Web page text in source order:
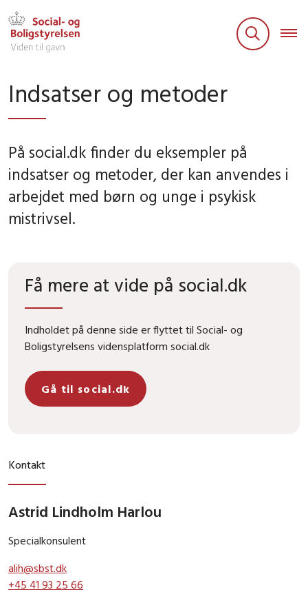
Indsatser og metoder
På social.dk finder du eksempler på
indsatser og metoder, der kan anvendes i
arbejdet med børn og unge i psykisk
mistrivsel.
Få mere at vide på social.dk
Indholdet på denne side er flyttet til Social- og
Boligstyrelsens vidensplatform social.dk
Gå til social.dk
Kontakt
Astrid Lindholm Harlou
Specialkonsulent
alih@sbst.dk
+45 41 93 25 66